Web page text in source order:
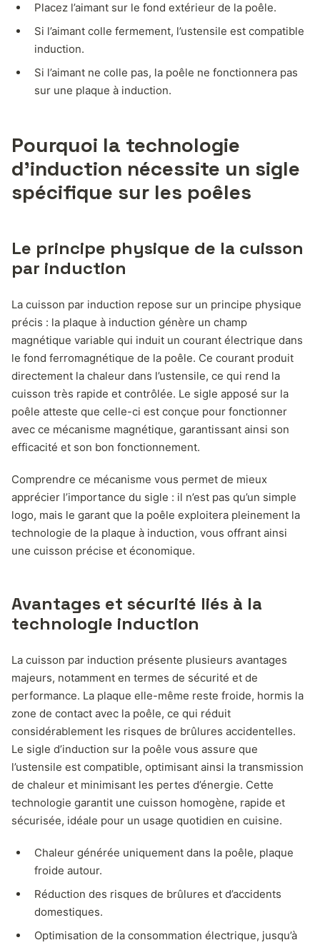
Placez l’aimant sur le fond extérieur de la poêle.
Si l’aimant colle fermement, l’ustensile est compatible
induction.
Si l’aimant ne colle pas, la poêle ne fonctionnera pas
sur une plaque à induction.
Pourquoi la technologie
d’induction nécessite un sigle
spécifique sur les poêles
Le principe physique de la cuisson
par induction
La cuisson par induction repose sur un principe physique
précis : la plaque à induction génère un champ
magnétique variable qui induit un courant électrique dans
le fond ferromagnétique de la poêle. Ce courant produit
directement la chaleur dans l’ustensile, ce qui rend la
cuisson très rapide et contrôlée. Le sigle apposé sur la
poêle atteste que celle-ci est conçue pour fonctionner
avec ce mécanisme magnétique, garantissant ainsi son
efficacité et son bon fonctionnement.
Comprendre ce mécanisme vous permet de mieux
apprécier l’importance du sigle : il n’est pas qu’un simple
logo, mais le garant que la poêle exploitera pleinement la
technologie de la plaque à induction, vous offrant ainsi
une cuisson précise et économique.
Avantages et sécurité liés à la
technologie induction
La cuisson par induction présente plusieurs avantages
majeurs, notamment en termes de sécurité et de
performance. La plaque elle-même reste froide, hormis la
zone de contact avec la poêle, ce qui réduit
considérablement les risques de brûlures accidentelles.
Le sigle d’induction sur la poêle vous assure que
l’ustensile est compatible, optimisant ainsi la transmission
de chaleur et minimisant les pertes d’énergie. Cette
technologie garantit une cuisson homogène, rapide et
sécurisée, idéale pour un usage quotidien en cuisine.
Chaleur générée uniquement dans la poêle, plaque
froide autour.
Réduction des risques de brûlures et d’accidents
domestiques.
Optimisation de la consommation électrique, jusqu’à